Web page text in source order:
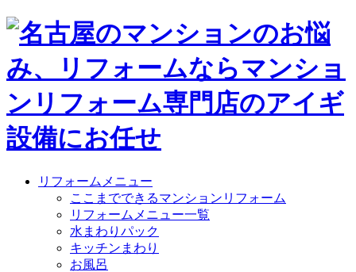
リフォームメニュー
ここまでできるマンションリフォーム
リフォームメニュー一覧
水まわりパック
キッチンまわり
お風呂